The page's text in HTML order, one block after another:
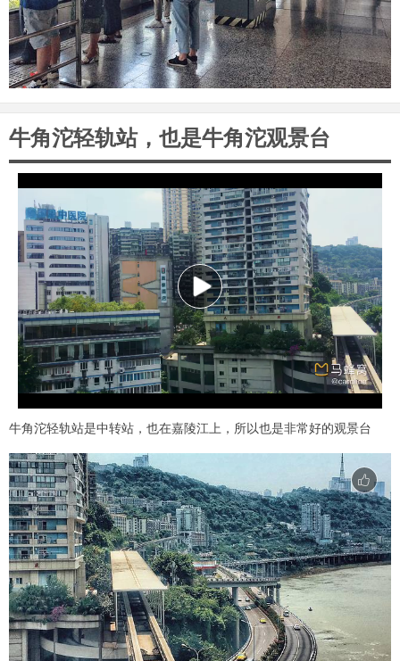
牛角沱轻轨站，也是牛角沱观景台
P
l
a
y
V
i
d
e
o
牛角沱轻轨站是中转站，也在嘉陵江上，所以也是非常好的观景台